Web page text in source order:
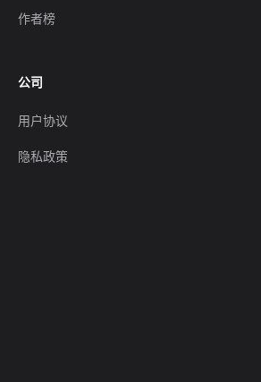
作者榜
公司
用户协议
隐私政策